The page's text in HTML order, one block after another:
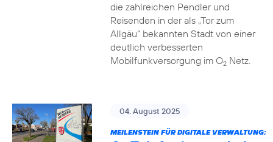
die zahlreichen Pendler und
Reisenden in der als „Tor zum
Allgäu“ bekannten Stadt von einer
deutlich verbesserten
Mobilfunkversorgung im O2Netz.
04. August 2025
MEILENSTEIN FÜR DIGITALE VERWALTUNG: